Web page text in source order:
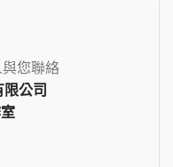
您聯絡
限公司